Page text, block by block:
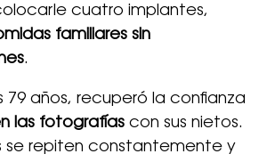
cuatro implantes,
familiares sin
.
79 años, recuperó la confianza
las fotografías con sus nietos.
se repiten constantemente y